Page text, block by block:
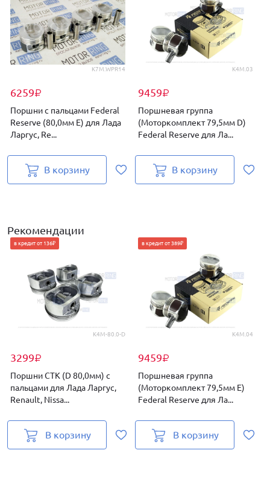
K7M.WPR14
6259₽
Поршни с пальцами Federal
Reserve (80,0мм E) для Лада
Ларгус, Re...
В корзину
K4M.03
9459₽
Поршневая группа
(Моторкомплект 79,5мм D)
Federal Reserve для Ла...
В корзину
Рекомендации
К4М-80.0-D
3299₽
в кредит от 136₽
Поршни СТК (D 80,0мм) с
пальцами для Лада Ларгус,
Renault, Nissa...
В корзину
K4M.04
9459₽
в кредит от 389₽
Поршневая группа
(Моторкомплект 79,5мм E)
Federal Reserve для Ла...
В корзину